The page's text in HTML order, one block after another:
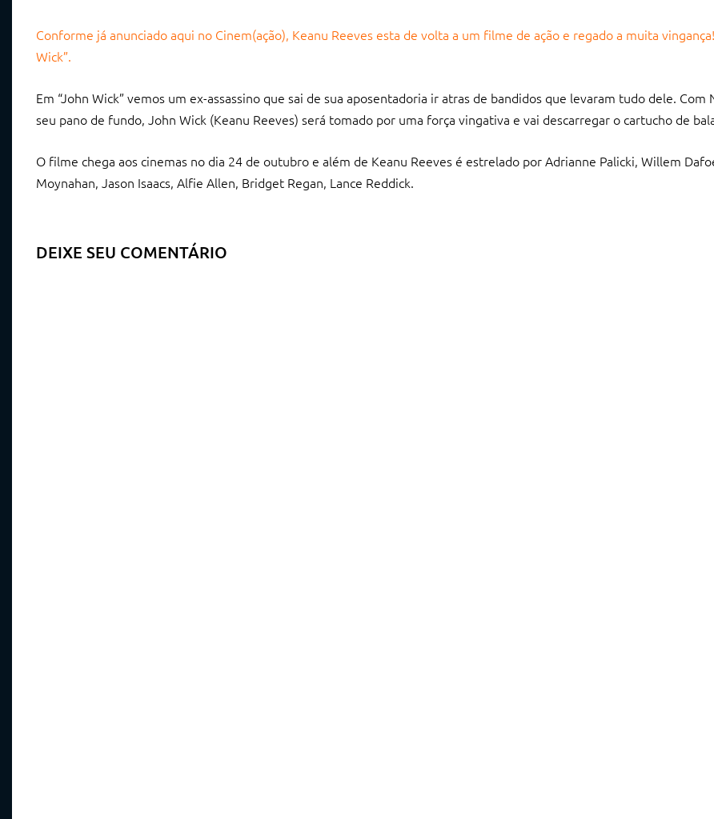
Conforme já anunciado aqui no Cinem(ação), Keanu Reeves esta de volta a um filme de ação e regado a muita
Wick”.
Em “John Wick” vemos um ex-assassino que sai de sua aposentadoria ir atras de bandidos que levaram tudo dele. Com
seu pano de fundo, John Wick (Keanu Reeves) será tomado por uma força vingativa e vai descarregar o cartucho de
O filme chega aos cinemas no dia 24 de outubro e além de Keanu Reeves é estrelado por Adrianne Palicki, Willem
Moynahan, Jason Isaacs, Alfie Allen, Bridget Regan, Lance Reddick.
DEIXE SEU COMENTÁRIO